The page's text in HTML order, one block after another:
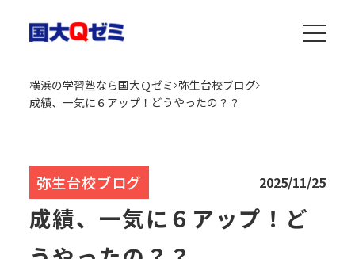
横浜の学習塾なら国大Ｑゼミ 弥生台校ブログ
成績、一気に６アップ！どうやったの？？
弥生台校ブログ 2025/11/25
成績、一気に６アップ！ど